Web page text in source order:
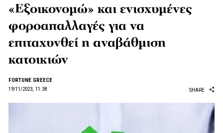
«Εξοικονομώ» και ενισχυμένες
φοροαπαλλαγές για να
επιταχυνθεί η αναβάθμιση
κατοικιών
FORTUNE GREECE
19/11/2023, 11:38
SHARE